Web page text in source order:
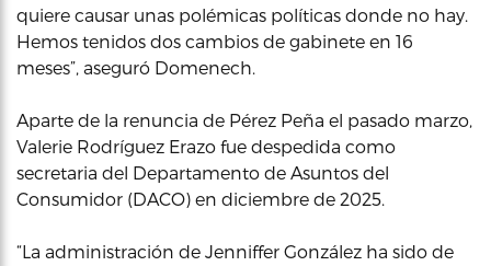
quiere causar unas polémicas políticas donde no hay.
Hemos tenidos dos cambios de gabinete en 16
meses”, aseguró Domenech.
Aparte de la renuncia de Pérez Peña el pasado marzo,
Valerie Rodríguez Erazo fue despedida como
secretaria del Departamento de Asuntos del
Consumidor (DACO) en diciembre de 2025.
“La administración de Jenniffer González ha sido de